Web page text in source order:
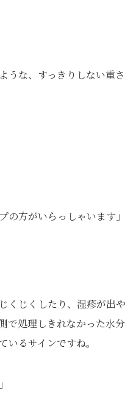
うな、すっきりしない重さ
の方がいらっしゃいます」
くじくしたり、湿疹が出や
で処理しきれなかった水分
いるサインですね。